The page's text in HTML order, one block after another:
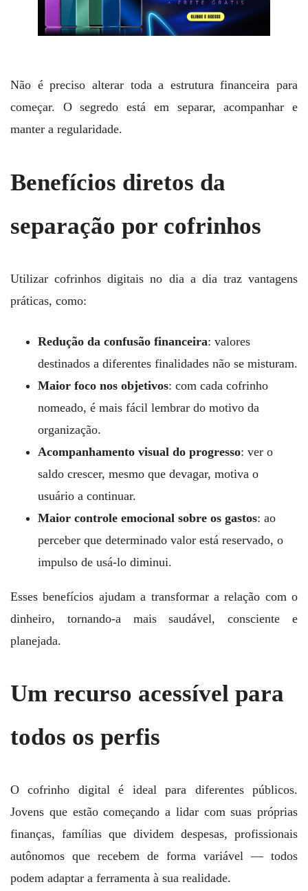
Não é preciso alterar toda a estrutura financeira para
começar. O segredo está em separar, acompanhar e
manter a regularidade.
Benefícios diretos da
separação por cofrinhos
Utilizar cofrinhos digitais no dia a dia traz vantagens
práticas, como:
Redução da confusão financeira: valores
destinados a diferentes finalidades não se misturam.
Maior foco nos objetivos: com cada cofrinho
nomeado, é mais fácil lembrar do motivo da
organização.
Acompanhamento visual do progresso: ver o
saldo crescer, mesmo que devagar, motiva o
usuário a continuar.
Maior controle emocional sobre os gastos: ao
perceber que determinado valor está reservado, o
impulso de usá-lo diminui.
Esses benefícios ajudam a transformar a relação com o
dinheiro, tornando-a mais saudável, consciente e
planejada.
Um recurso acessível para
todos os perfis
O cofrinho digital é ideal para diferentes públicos.
Jovens que estão começando a lidar com suas próprias
finanças, famílias que dividem despesas, profissionais
autônomos que recebem de forma variável — todos
podem adaptar a ferramenta à sua realidade.